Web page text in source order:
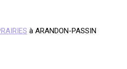
à ARANDON-PASSIN